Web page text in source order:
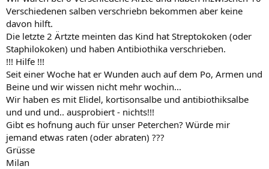
Verschiedenen salben verschriebn bekommen aber keine
davon hilft.
Die letzte 2 Ärtzte meinten das Kind hat Streptokoken (oder
Staphilokoken) und haben Antibiothika verschrieben.
!!! Hilfe !!!
Seit einer Woche hat er Wunden auch auf dem Po, Armen und
Beine und wir wissen nicht mehr wochin...
Wir haben es mit Elidel, kortisonsalbe und antibiothiksalbe
und und und.. ausprobiert - nichts!!!
Gibt es hofnung auch für unser Peterchen? Würde mir
jemand etwas raten (oder abraten) ???
Grüsse
Milan